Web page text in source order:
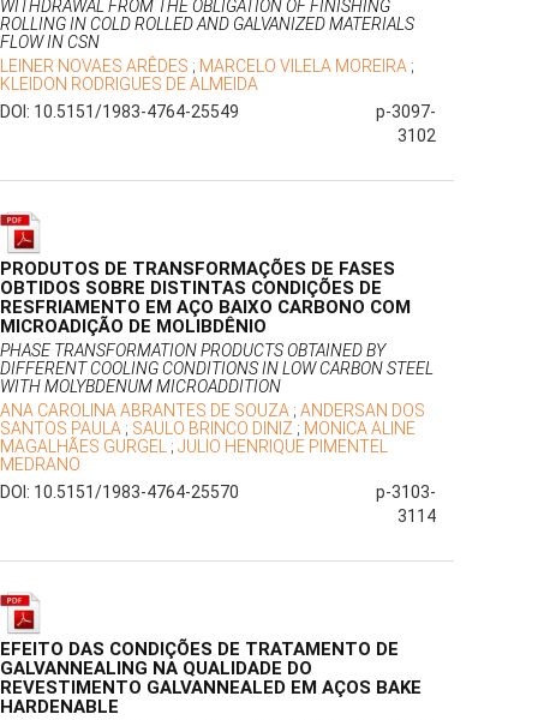
WITHDRAWAL FROM THE OBLIGATION OF FINISHING
ROLLING IN COLD ROLLED AND GALVANIZED MATERIALS
FLOW IN CSN
LEINER NOVAES ARÊDES ; MARCELO VILELA MOREIRA ;
KLEIDON RODRIGUES DE ALMEIDA
DOI: 10.5151/1983-4764-25549
p-3097-
3102
PRODUTOS DE TRANSFORMAÇÕES DE FASES
OBTIDOS SOBRE DISTINTAS CONDIÇÕES DE
RESFRIAMENTO EM AÇO BAIXO CARBONO COM
MICROADIÇÃO DE MOLIBDÊNIO
PHASE TRANSFORMATION PRODUCTS OBTAINED BY
DIFFERENT COOLING CONDITIONS IN LOW CARBON STEEL
WITH MOLYBDENUM MICROADDITION
ANA CAROLINA ABRANTES DE SOUZA ; ANDERSAN DOS
SANTOS PAULA ; SAULO BRINCO DINIZ ; MONICA ALINE
MAGALHÃES GURGEL ; JULIO HENRIQUE PIMENTEL
MEDRANO
DOI: 10.5151/1983-4764-25570
p-3103-
3114
EFEITO DAS CONDIÇÕES DE TRATAMENTO DE
GALVANNEALING NA QUALIDADE DO
REVESTIMENTO GALVANNEALED EM AÇOS BAKE
HARDENABLE